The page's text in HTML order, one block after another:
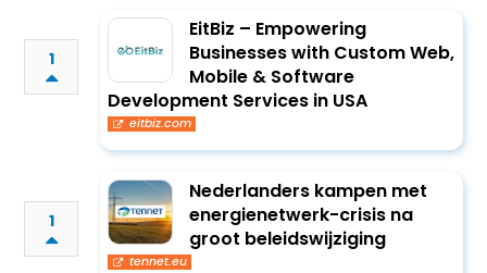
1
EitBiz – Empowering
Businesses with Custom Web,
Mobile & Software
Development Services in USA
eitbiz.com
1
Nederlanders kampen met
energienetwerk-crisis na
groot beleidswijziging
tennet.eu